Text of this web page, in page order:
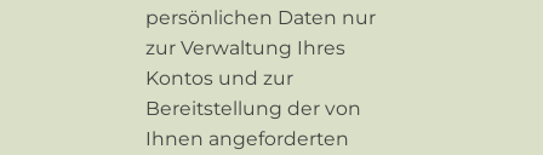
persönlichen Daten nur
zur Verwaltung Ihres
Kontos und zur
Bereitstellung der von
Ihnen angeforderten